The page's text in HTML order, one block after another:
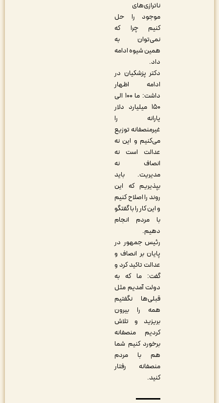
ناترازی‌های
موجود را حل
کنیم چرا که
نمی‌توان به
همین شیوه ادامه
دکتر پزشکیان در
ادامه اظهار
داشت: ما ۱۰۰ الی
۱۵۰ میلیارد دلار
یارانه‌ را
غیرمنصفانه توزیع
می‌کنیم و این نه
عدالت است نه
انصاف نه
مدیریت. باید
بپذیریم که این
روند را اصلاح کنیم
و این کار را با گفتگو
با مردم انجام
رئیس جمهور در
پایان بر انصاف و
عدالت تاکید کرد و
گفت: ما که به
دولت آمدیم مثل
قبلی‌ها نگفتیم
همه را بیرون
بریزید و تلاش
کردیم منصفانه
برخورد کنیم شما
هم با مردم
منصفانه رفتار